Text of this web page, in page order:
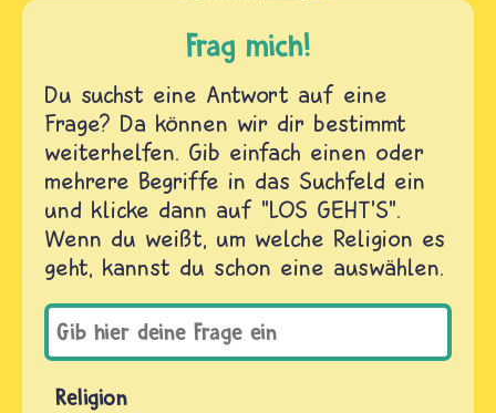
Frag mich!
Du suchst eine Antwort auf eine
Frage? Da können wir dir bestimmt
weiterhelfen. Gib einfach einen oder
mehrere Begriffe in das Suchfeld ein
und klicke dann auf "LOS GEHT'S".
Wenn du weißt, um welche Religion es
geht, kannst du schon eine auswählen.
Religion